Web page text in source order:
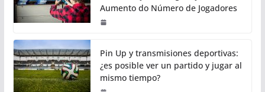
Aumento do Número de Jogadores
Pin Up y transmisiones deportivas:
¿es posible ver un partido y jugar al
mismo tiempo?